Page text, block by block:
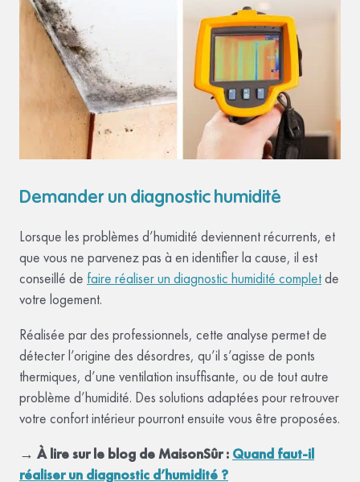
Demander un diagnostic humidité
Lorsque les problèmes d’humidité deviennent récurrents, et
que vous ne parvenez pas à en identifier la cause, il est
conseillé de faire réaliser un diagnostic humidité completde
votre logement.
Réalisée par des professionnels, cette analyse permet de
détecter l’origine des désordres, qu’il s’agisse de ponts
thermiques, d’une ventilation insuffisante, ou de tout autre
problème d’humidité. Des solutions adaptées pour retrouver
votre confort intérieur pourront ensuite vous être proposées.
→ À lire sur le blog de MaisonSûr : Quand faut-il
réaliser un diagnostic d’humidité ?